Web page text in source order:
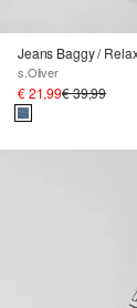
s.Oliver
€ 21,99€ 39,99